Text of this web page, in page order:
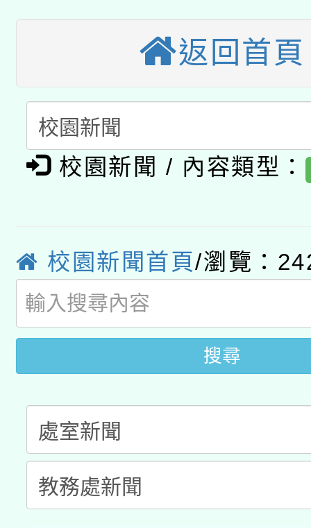
招)
本館辦理115年度閱讀
暨閱讀推動專業研習
科技賦能─人工智慧
礎課程
A3數位素養講師名單
「數位內容與教學軟體
pilot」
有關大陸委員會函釋公
薪期間赴陸應申請許可
轉知經濟部水利署委託
用水績優單位及節水達
動」
桃園市孔廟祈福系列
開 智慧啟航」
2026年桃園地景藝術
返回首頁
校園新聞 / 內容類型：
校園新聞首頁/瀏覽：
搜尋